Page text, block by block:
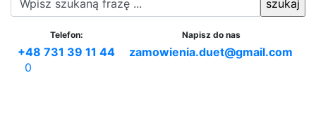
Telefon:
+48 731 39 11 44
Napisz do nas
zamowienia.duet@gmail.com
0